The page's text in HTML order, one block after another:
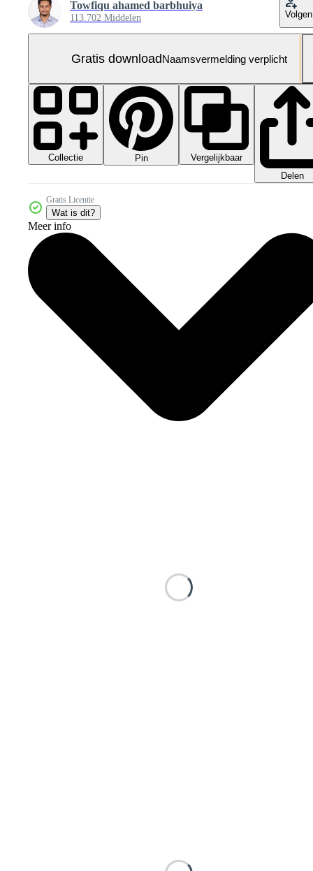
Towfiqu ahamed barbhuiya
113.702 Middelen Volgen
Gratis downloadNaamsvermelding verplicht
Collectie Pin
Vergelijkbaar
Delen
Gratis Licentie
Wat is dit?
Meer info